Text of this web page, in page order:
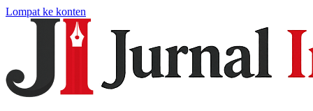
Lompat ke konten